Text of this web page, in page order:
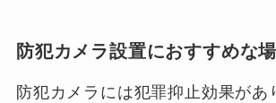
防犯カメラ設置におすすめな
防犯カメラには犯罪抑止効果があ